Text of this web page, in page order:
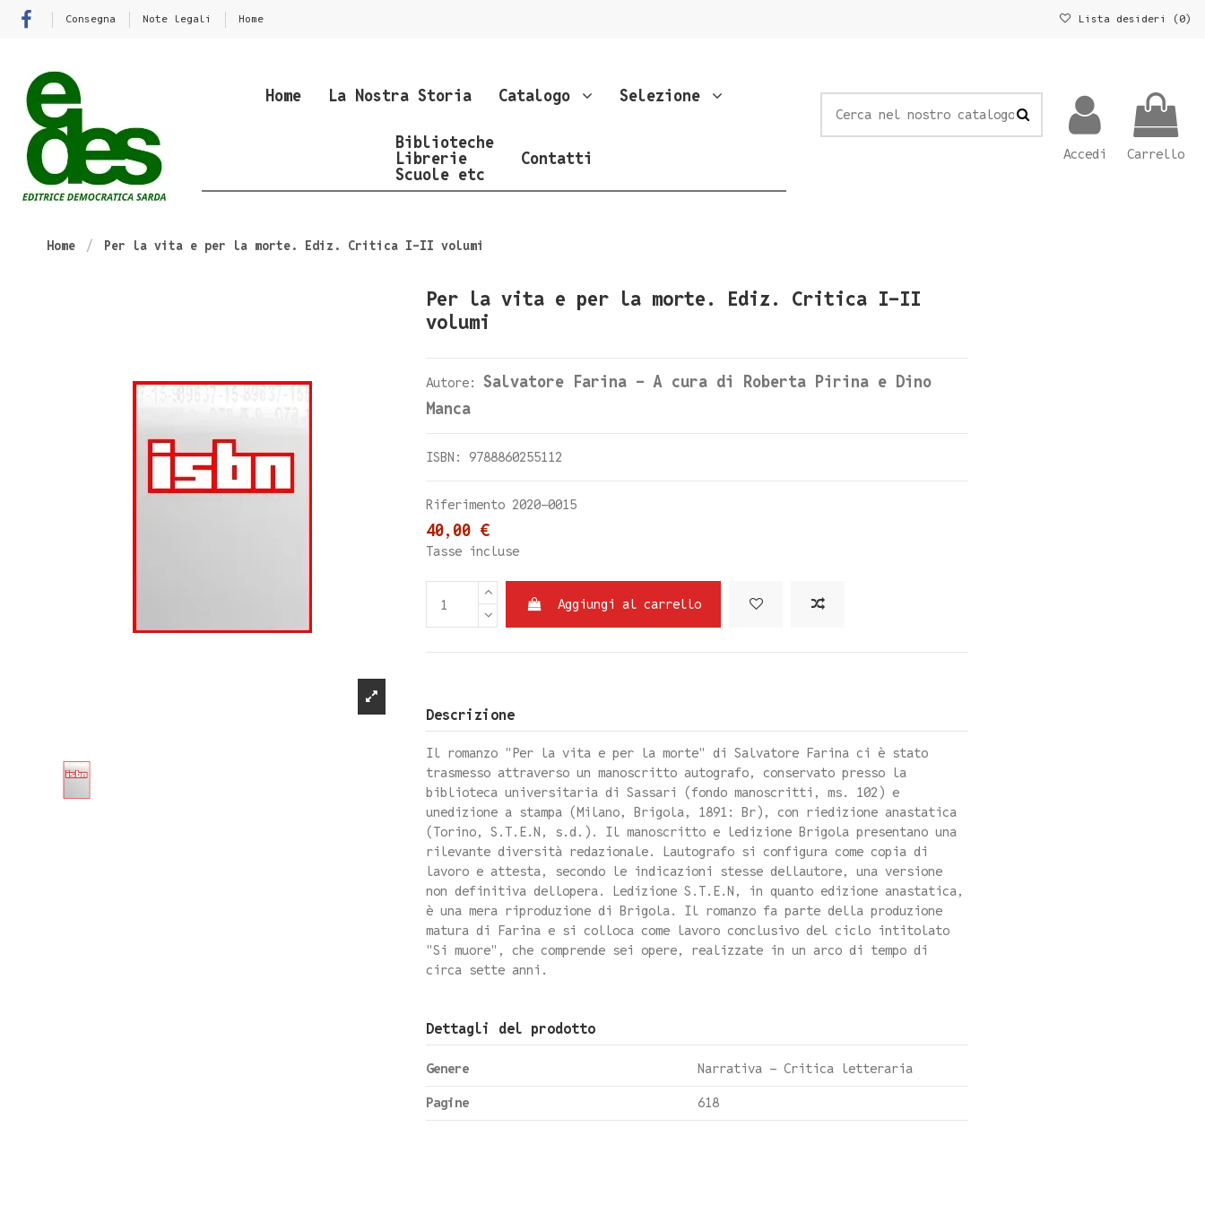
Consegna Note legali Home Lista desideri (0)
Home La Nostra Storia Catalogo Selezione
Biblioteche
Librerie
Scuole etc
Contatti Accedi Carrello
Home Per la vita e per la morte. Ediz. Critica I-II volumi
Per la vita e per la morte. Ediz. Critica I-II
volumi
Autore:
Salvatore Farina - A cura di Roberta Pirina e Dino
Manca
ISBN: 9788860255112
Riferimento 2020-0015
40,00 €
Tasse incluse
Aggiungi al carrello
Descrizione
Il romanzo "Per la vita e per la morte" di Salvatore Farina ci è stato
trasmesso attraverso un manoscritto autografo, conservato presso la
biblioteca universitaria di Sassari (fondo manoscritti, ms. 102) e
unedizione a stampa (Milano, Brigola, 1891: Br), con riedizione anastatica
(Torino, S.T.E.N, s.d.). Il manoscritto e ledizione Brigola presentano una
rilevante diversità redazionale. Lautografo si configura come copia di
lavoro e attesta, secondo le indicazioni stesse dellautore, una versione
non definitiva dellopera. Ledizione S.T.E.N, in quanto edizione anastatica,
è una mera riproduzione di Brigola. Il romanzo fa parte della produzione
matura di Farina e si colloca come lavoro conclusivo del ciclo intitolato
"Si muore", che comprende sei opere, realizzate in un arco di tempo di
circa sette anni.
Dettagli del prodotto
Genere
Narrativa - Critica letteraria
Pagine
618